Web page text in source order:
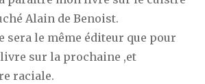
Alain de Benoist.
sera le même éditeur que pour
sur la prochaine ,et
raciale.